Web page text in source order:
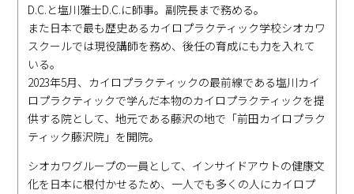
D.C.と塩川雅士D.C.に師事。副院長まで務める。
また日本で最も歴史あるカイロプラクティック学校シオカワ
スクールでは現役講師を務め、後任の育成にも力を入れて
いる。
2023年5月、カイロプラクティックの最前線である塩川カイ
ロプラクティックで学んだ本物のカイロプラクティックを提
供する院として、地元である藤沢の地で「前田カイロプラク
ティック藤沢院」を開院。
シオカワグループの一員として、インサイドアウトの健康文
化を日本に根付かせるため、一人でも多くの人にカイロプ